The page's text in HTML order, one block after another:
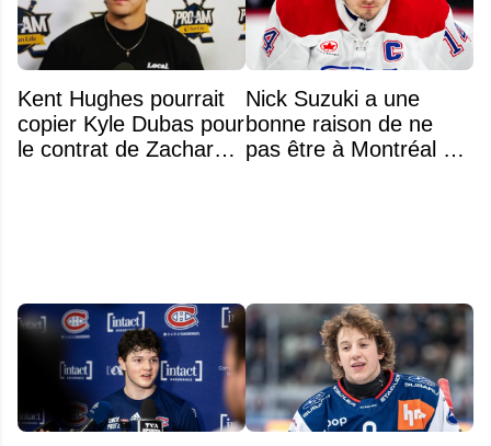
Kent Hughes pourrait
copier Kyle Dubas pour
le contrat de Zachary
Nick Suzuki a une
bonne raison de ne
pas être à Montréal cet